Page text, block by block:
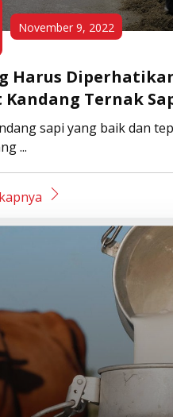
November 9, 2022
Harus
Ternak
sapi yang baik dan
...